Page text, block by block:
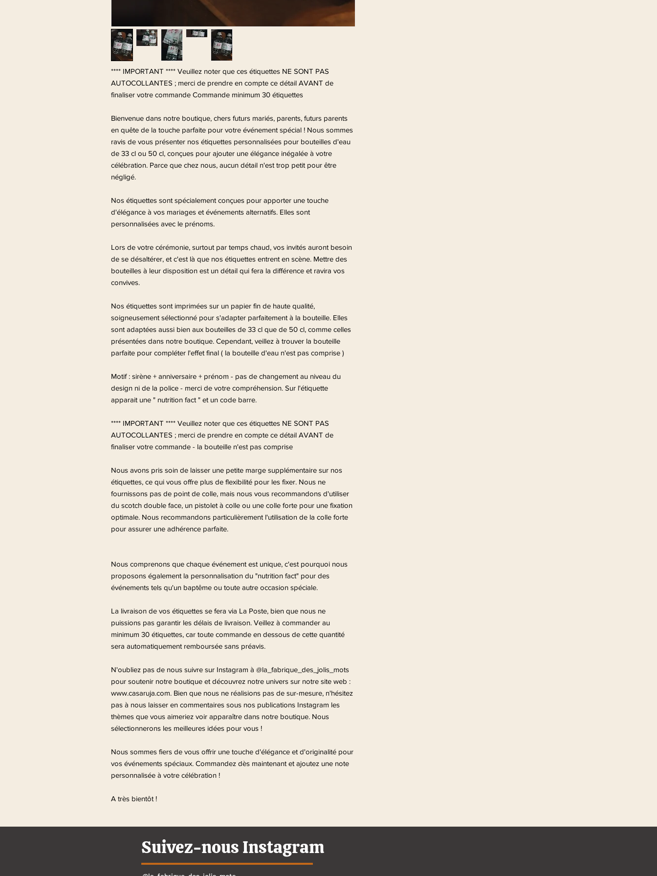
**** IMPORTANT **** Veuillez noter que ces étiquettes NE SONT PAS
AUTOCOLLANTES ; merci de prendre en compte ce détail AVANT de
finaliser votre commande Commande minimum 30 étiquettes
Bienvenue dans notre boutique, chers futurs mariés, parents, futurs parents
en quête de la touche parfaite pour votre événement spécial ! Nous sommes
ravis de vous présenter nos étiquettes personnalisées pour bouteilles d'eau
de 33 cl ou 50 cl, conçues pour ajouter une élégance inégalée à votre
célébration. Parce que chez nous, aucun détail n'est trop petit pour être
négligé.
Nos étiquettes sont spécialement conçues pour apporter une touche
d'élégance à vos mariages et événements alternatifs. Elles sont
personnalisées avec le prénoms.
Lors de votre cérémonie, surtout par temps chaud, vos invités auront besoin
de se désaltérer, et c'est là que nos étiquettes entrent en scène. Mettre des
bouteilles à leur disposition est un détail qui fera la différence et ravira vos
convives.
Nos étiquettes sont imprimées sur un papier fin de haute qualité,
soigneusement sélectionné pour s'adapter parfaitement à la bouteille. Elles
sont adaptées aussi bien aux bouteilles de 33 cl que de 50 cl, comme celles
présentées dans notre boutique. Cependant, veillez à trouver la bouteille
parfaite pour compléter l'effet final ( la bouteille d'eau n'est pas comprise )
Motif : sirène + anniversaire + prénom - pas de changement au niveau du
design ni de la police - merci de votre compréhension. Sur l'étiquette
apparait une " nutrition fact " et un code barre.
**** IMPORTANT **** Veuillez noter que ces étiquettes NE SONT PAS
AUTOCOLLANTES ; merci de prendre en compte ce détail AVANT de
finaliser votre commande - la bouteille n'est pas comprise
Nous avons pris soin de laisser une petite marge supplémentaire sur nos
étiquettes, ce qui vous offre plus de flexibilité pour les fixer. Nous ne
fournissons pas de point de colle, mais nous vous recommandons d'utiliser
du scotch double face, un pistolet à colle ou une colle forte pour une fixation
optimale. Nous recommandons particulièrement l'utilisation de la colle forte
pour assurer une adhérence parfaite.
Nous comprenons que chaque événement est unique, c'est pourquoi nous
proposons également la personnalisation du "nutrition fact" pour des
événements tels qu'un baptême ou toute autre occasion spéciale.
La livraison de vos étiquettes se fera via La Poste, bien que nous ne
puissions pas garantir les délais de livraison. Veillez à commander au
minimum 30 étiquettes, car toute commande en dessous de cette quantité
sera automatiquement remboursée sans préavis.
N'oubliez pas de nous suivre sur Instagram à @la_fabrique_des_jolis_mots
pour soutenir notre boutique et découvrez notre univers sur notre site web :
www.casaruja.com. Bien que nous ne réalisions pas de sur-mesure, n'hésitez
pas à nous laisser en commentaires sous nos publications Instagram les
thèmes que vous aimeriez voir apparaître dans notre boutique. Nous
sélectionnerons les meilleures idées pour vous !
Nous sommes fiers de vous offrir une touche d'élégance et d'originalité pour
vos événements spéciaux. Commandez dès maintenant et ajoutez une note
personnalisée à votre célébration !
A très bientôt !
Suivez-nous Instagram